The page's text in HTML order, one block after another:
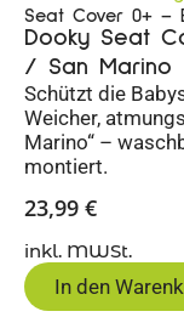
Seat Cover 0+ –
Dooky Seat
/ San Marino
Schützt die
Weicher,
Marino“ –
montiert.
23,99 €
inkl. MWSt.
In den